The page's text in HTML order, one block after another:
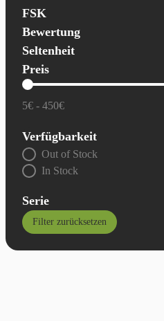
FSK
Bewertung
Seltenheit
Preis
Allgemein - Preis
5€ - 450€
Verfügbarkeit
Allgemein - Verfügbarkeit
Out of Stock
In Stock
Serie
Filter zurücksetzen